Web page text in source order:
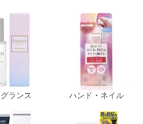
ランス ハンド・ネイル